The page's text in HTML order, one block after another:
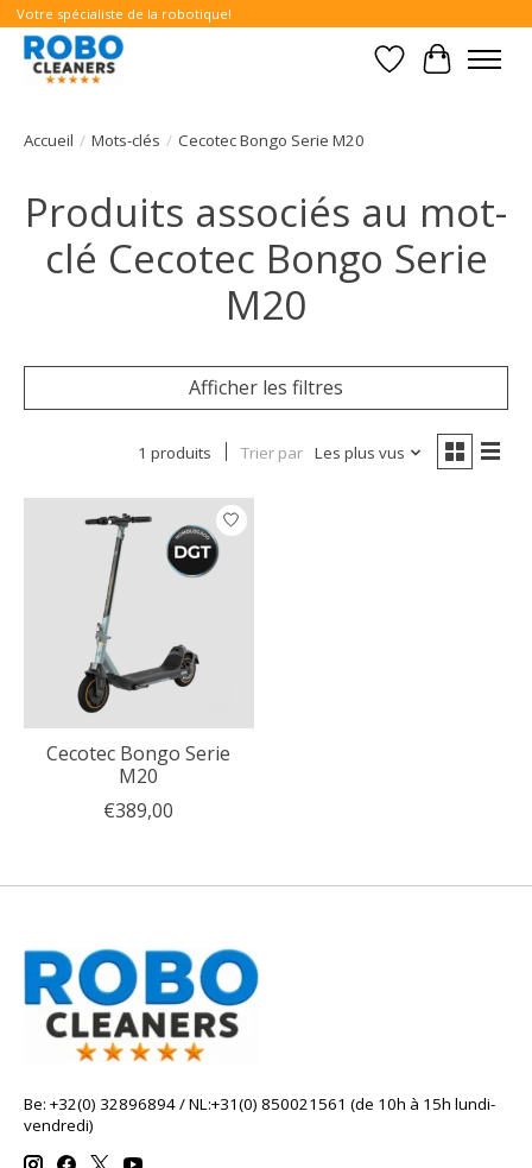
Votre spécialiste de la robotique!
Liste dePanier
Accueil / Mots-clés / Cecotec Bongo Serie M20
Produits associés au mot-
clé Cecotec Bongo Serie
M20
Afficher les filtres
1 produits Trier par Les plus vus
Cecotec Bongo Serie
M20
€389,00
Be: +32(0) 32896894 / NL:+31(0) 850021561 (de 10h à 15h lundi-
vendredi)